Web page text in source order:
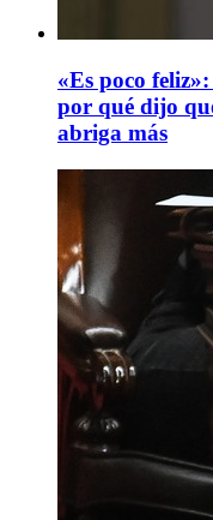
«Es poco
por qué dijo
abriga más